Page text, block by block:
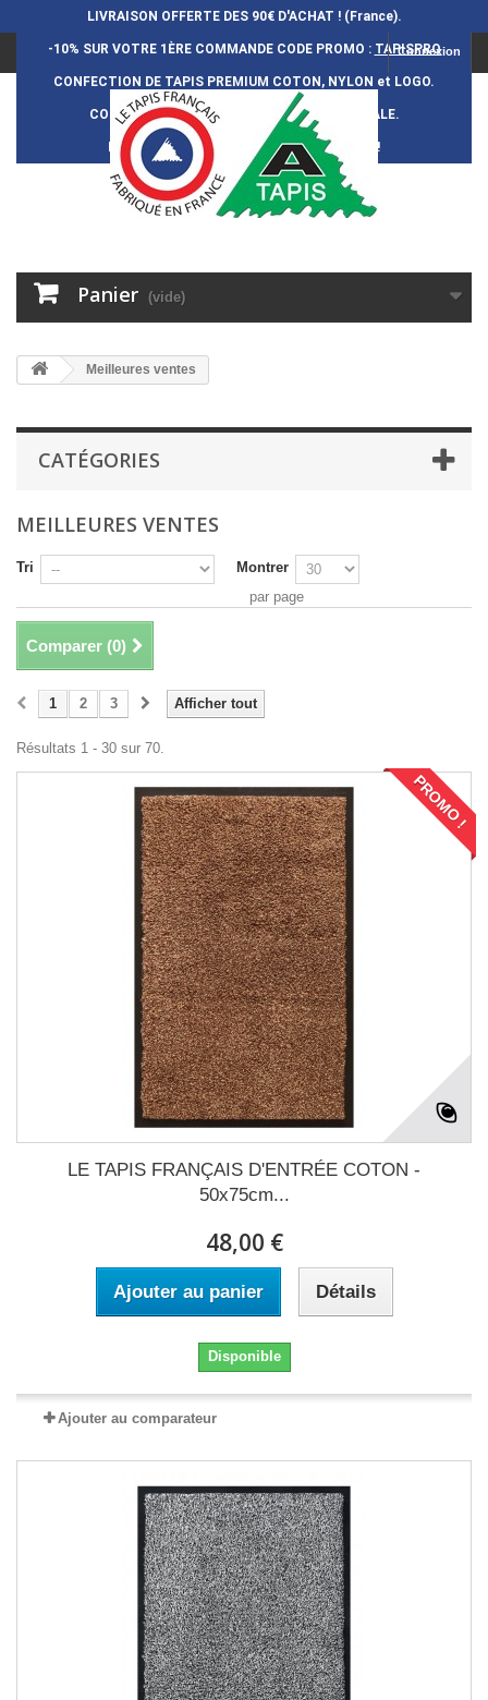
LIVRAISON OFFERTE DES 90€ D'ACHAT ! (France).
-10% SUR VOTRE 1ÈRE COMMANDECODE PROMO : TAPISPRO
CONFECTION DE TAPIS PREMIUM COTON, NYLON et LOGO.
CONFECTION FRANÇ AISE et 100% ARTISANALE.
DURÉE DE VIE DES TAPIS : 5 ANS ENVIRON !
Connexion
Panier (vide)
Meilleures ventes
CATÉGORIES
MEILLEURES VENTES
Tri
Montrer
par page
Comparer (0)
Afficher tout
1 2 3
Résultats 1 - 30 sur 70.
PROMO !
LE TAPIS FRANÇAIS D'ENTRÉE COTON -
50x75cm...
48,00 €
Ajouter au panier Détails
Disponible
Ajouter au comparateur